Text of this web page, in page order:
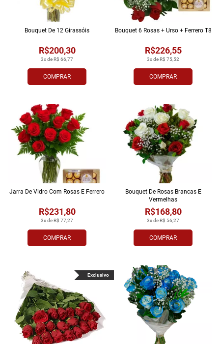
COMPRAR
3x de R$ 66,77
R$200,30
Bouquet De 12 Girassóis
COMPRAR
3x de R$ 75,52
R$226,55
Bouquet 6 Rosas + Urso + Ferrero T8
COMPRAR
3x de R$ 77,27
R$231,80
Jarra De Vidro Com Rosas E Ferrero
COMPRAR
3x de R$ 56,27
R$168,80
Bouquet De Rosas Brancas E
Vermelhas
Exclusivo